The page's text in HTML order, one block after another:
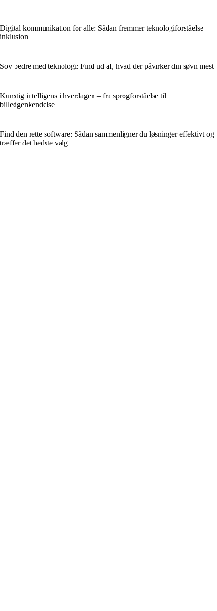
Digital kommunikation for alle: Sådan fremmer teknologiforståelse
inklusion
Sov bedre med teknologi: Find ud af, hvad der påvirker din søvn mest
Kunstig intelligens i hverdagen – fra sprogforståelse til
billedgenkendelse
Find den rette software: Sådan sammenligner du løsninger effektivt og
træffer det bedste valg